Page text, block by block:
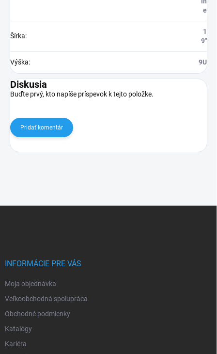
e
Šírka:
1
9"
Výška: 9U
Diskusia
Buďte prvý, kto napíše príspevok k tejto položke.
Pridať komentár
INFORMÁCIE PRE VÁS
Moja objednávka
Veľkoobchodná spolupráca
Obchodné podmienky
Katalógy
Kariéra